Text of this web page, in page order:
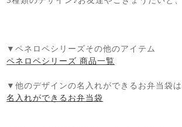
▼ペネロペシリーズその他のアイテム
ペネロペシリーズ 商品一覧
▼他のデザインの名入れができるお弁当袋
名入れができるお弁当袋